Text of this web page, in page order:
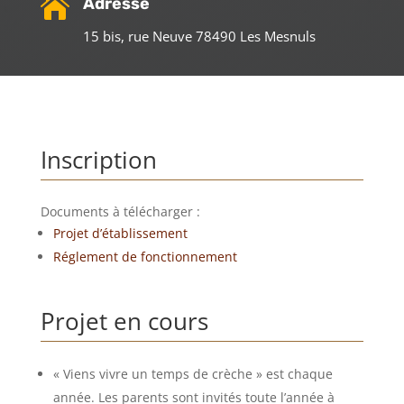

15 bis, rue Neuve 78490 Les Mesnuls
Inscription
Documents à télécharger :
Projet d’établissement
Réglement de fonctionnement
Projet en cours
« Viens vivre un temps de crèche » est chaque
année. Les parents sont invités toute l’année à